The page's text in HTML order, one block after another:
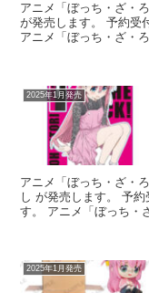
アニメ「ぼっち・ざ・
が発売します。 予約受付が始まっていますので、お知らせします。
アニメ「ぼっち・ざ・
2025年1月発売
アニメ「ぼっち・ざ・
し が発売します。 予約受付が始まっていますので、お知らせしま
す。 アニメ「ぼっち・
2025年1月発売